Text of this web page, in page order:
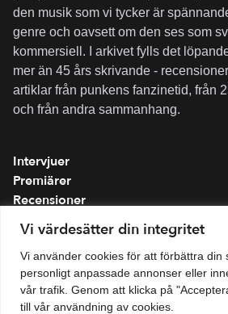
Vi värdesätter din integritet
Vi använder cookies för att förbättra din
personligt anpassade annonser eller
vår trafik. Genom att klicka på
till vår användning av cookies.
den musik som vi tycker är
genre och oavsett om den ses som
kommersiell. I arkivet fylls det
mer än 45 års skrivande -
artiklar från punkens fanzinetid, från
och från andra sammanhang.
Intervjuer
Premiärer
Recensioner
Spellistor
Om folkmusik.se
Integritetspolicy